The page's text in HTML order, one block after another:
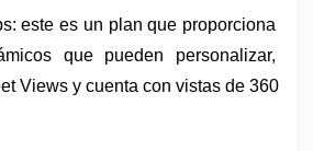
este es un plan que proporciona
que pueden personalizar,
Views y cuenta con vistas de 360